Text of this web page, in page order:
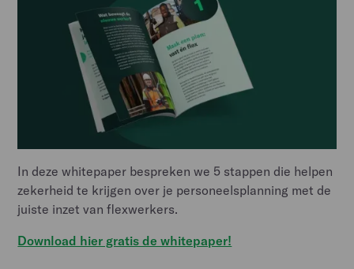
In deze whitepaper bespreken we 5 stappen die helpen
zekerheid te krijgen over je personeelsplanning met de
juiste inzet van flexwerkers.
Download hier gratis de whitepaper!